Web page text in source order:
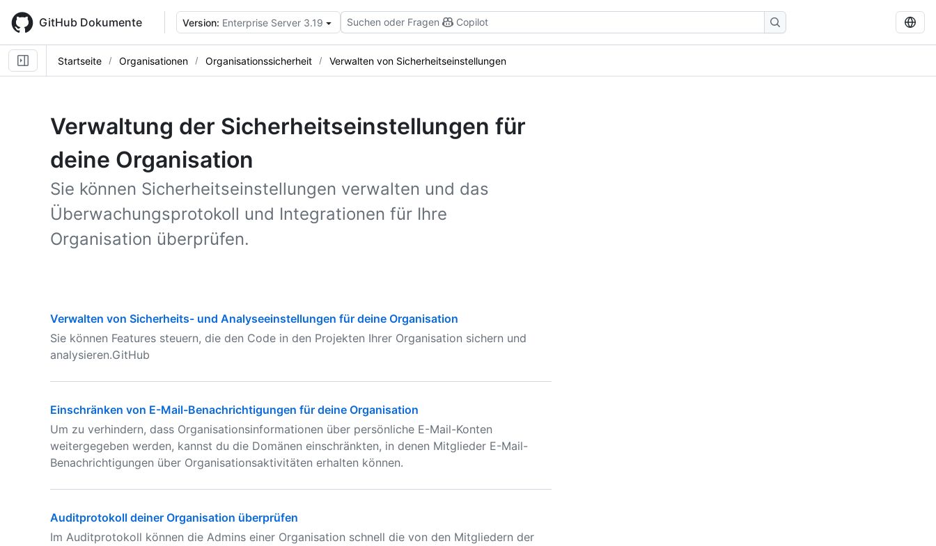
main
content
GitHub Dokumente Version: Enterprise Server 3.19 Suchen oder Fragen Copilot
Startseite Organisationen Organisationssicherheit Verwalten von Sicherheitseinstellungen
Verwaltung der Sicherheitseinstellungen für
deine Organisation
Sie können Sicherheitseinstellungen verwalten und das
Überwachungsprotokoll und Integrationen für Ihre
Organisation überprüfen.
Verwalten von Sicherheits- und Analyseeinstellungen für deine Organisation
Sie können Features steuern, die den Code in den Projekten Ihrer Organisation sichern und
analysieren.GitHub
Einschränken von E-Mail-Benachrichtigungen für deine Organisation
Um zu verhindern, dass Organisationsinformationen über persönliche E-Mail-Konten
weitergegeben werden, kannst du die Domänen einschränkten, in denen Mitglieder E-Mail-
Benachrichtigungen über Organisationsaktivitäten erhalten können.
Auditprotokoll deiner Organisation überprüfen
Im Auditprotokoll können die Admins einer Organisation schnell die von den Mitgliedern der